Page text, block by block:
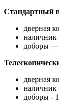
Стандартный
дверная
доборы —
дверная
наличник
доборы -